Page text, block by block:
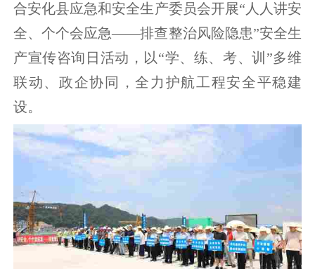
合安化县应急和安全生产委员会开展“人人讲安
全、个个会应急——排查整治风险隐患”安全生
产宣传咨询日活动，以“学、练、考、训”多维
联动、政企协同，全力护航工程安全平稳建
设。